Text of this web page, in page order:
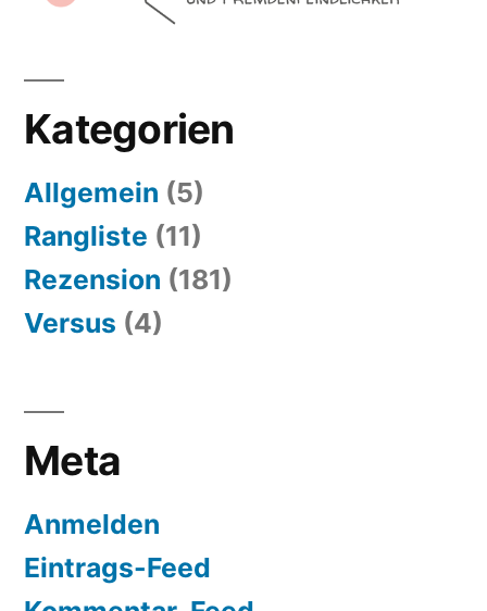
Kategorien
Allgemein (5)
Rangliste (11)
Rezension (181)
Versus (4)
Meta
Anmelden
Eintrags-Feed